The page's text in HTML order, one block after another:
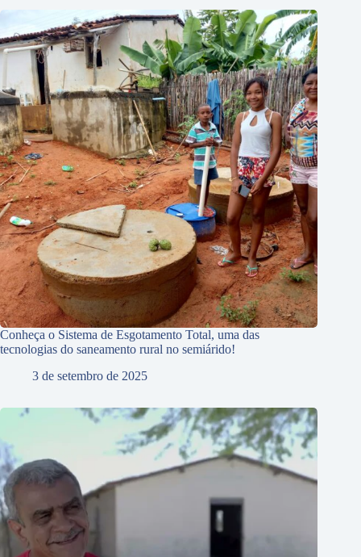
Conheça o Sistema de Esgotamento Total, uma das
tecnologias do saneamento rural no semiárido!
3 de setembro de 2025